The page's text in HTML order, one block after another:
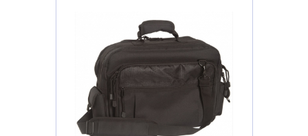
DOPLNKY K
ZBRANIAM(661)
Montáže na